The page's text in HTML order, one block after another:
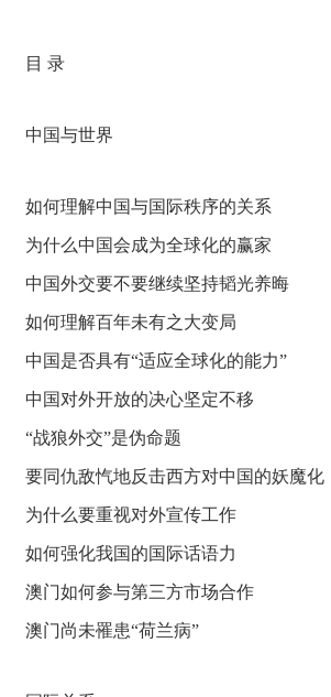
目 录
中国与世界
如何理解中国与国际秩序的关系
为什么中国会成为全球化的赢家
中国外交要不要继续坚持韬光养晦
如何理解百年未有之大变局
中国是否具有“适应全球化的能力”
中国对外开放的决心坚定不移
“战狼外交”是伪命题
要同仇敌忾地反击西方对中国的妖魔化
为什么要重视对外宣传工作
如何强化我国的国际话语力
澳门如何参与第三方市场合作
澳门尚未罹患“荷兰病”